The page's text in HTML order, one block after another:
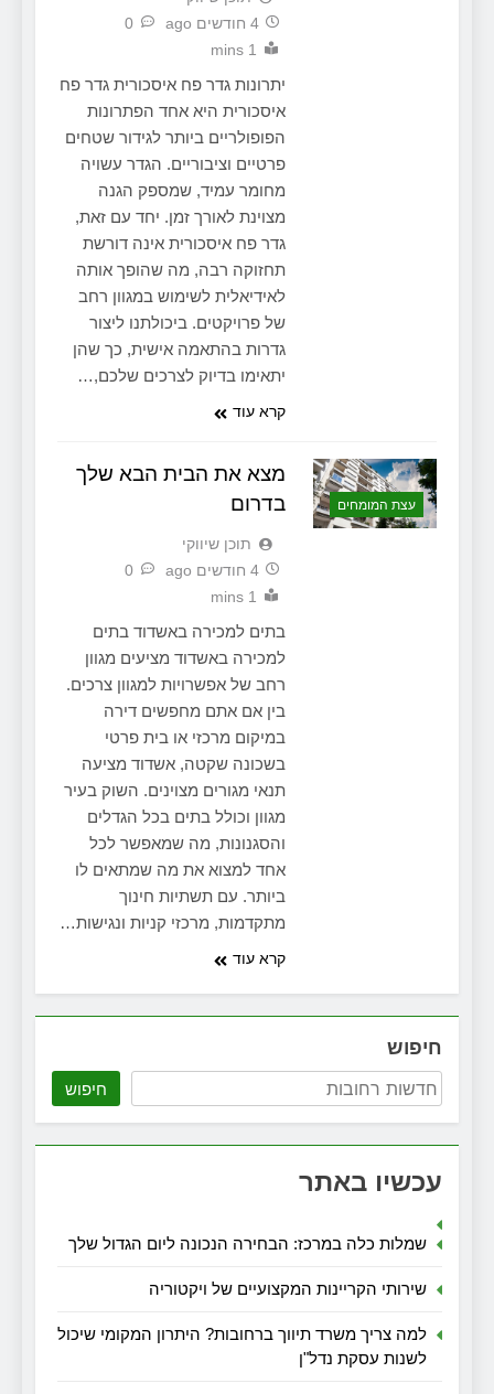
4 חודשים ago
0
1 mins
יתרונות גדר פח איסכורית גדר פח
איסכורית היא אחד הפתרונות
הפופולריים ביותר לגידור שטחים
פרטיים וציבוריים. הגדר עשויה
מחומר עמיד, שמספק הגנה
מצוינת לאורך זמן. יחד עם זאת,
גדר פח איסכורית אינה דורשת
תחזוקה רבה, מה שהופך אותה
לאידיאלית לשימוש במגוון רחב
של פרויקטים. ביכולתנו ליצור
גדרות בהתאמה אישית, כך שהן
יתאימו בדיוק לצרכים שלכם,…
קרא עוד
עצת המומחים
מצא את הבית הבא שלך
בדרום
תוכן שיווקי
4 חודשים ago
0
1 mins
בתים למכירה באשדוד בתים
למכירה באשדוד מציעים מגוון
רחב של אפשרויות למגוון צרכים.
בין אם אתם מחפשים דירה
במיקום מרכזי או בית פרטי
בשכונה שקטה, אשדוד מציעה
תנאי מגורים מצוינים. השוק בעיר
מגוון וכולל בתים בכל הגדלים
והסגנונות, מה שמאפשר לכל
אחד למצוא את מה שמתאים לו
ביותר. עם תשתיות חינוך
מתקדמות, מרכזי קניות ונגישות…
קרא עוד
חיפוש
חיפוש
עכשיו באתר
שמלות כלה במרכז: הבחירה הנכונה ליום הגדול שלך
שירותי הקריינות המקצועיים של ויקטוריה
למה צריך משרד תיווך ברחובות? היתרון המקומי שיכול
לשנות עסקת נדל"ן